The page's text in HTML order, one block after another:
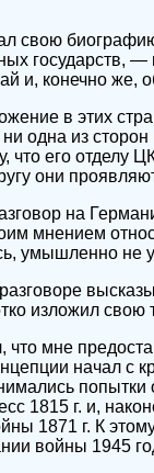
свою
государств,
и, конечно же,
в этих
одна из
что его отделу
они
на
мнением
умышленно не
изложил свою
мне
начал с
1815 г. и,
1871 г. К
войны 1945